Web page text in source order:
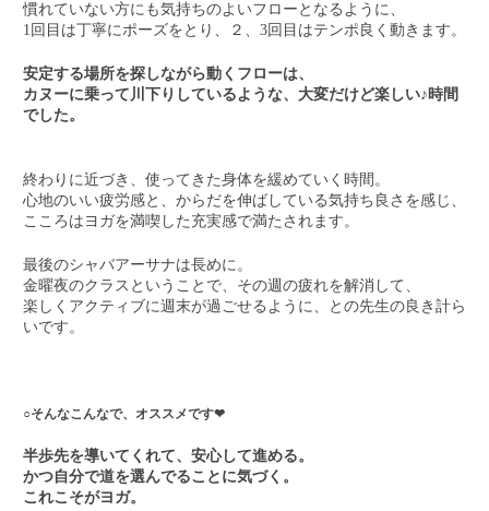
慣れていない方にも気持ちのよいフローとなるように、
1回目は丁寧にポーズをとり、２、3回目はテンポ良く動きます。
安定する場所を探しながら動くフローは、
カヌーに乗って川下りしているような、大変だけど楽しい♪時間
でした。
終わりに近づき、使ってきた身体を緩めていく時間。
心地のいい疲労感と、からだを伸ばしている気持ち良さを感じ、
こころはヨガを満喫した充実感で満たされます。
最後のシャバアーサナは長めに。
金曜夜のクラスということで、その週の疲れを解消して、
楽しくアクティブに週末が過ごせるように、との先生の良き計ら
いです。
○そんなこんなで、オススメです❤︎
半歩先を導いてくれて、安心して進める。
かつ自分で道を選んでることに気づく。
これこそがヨガ。